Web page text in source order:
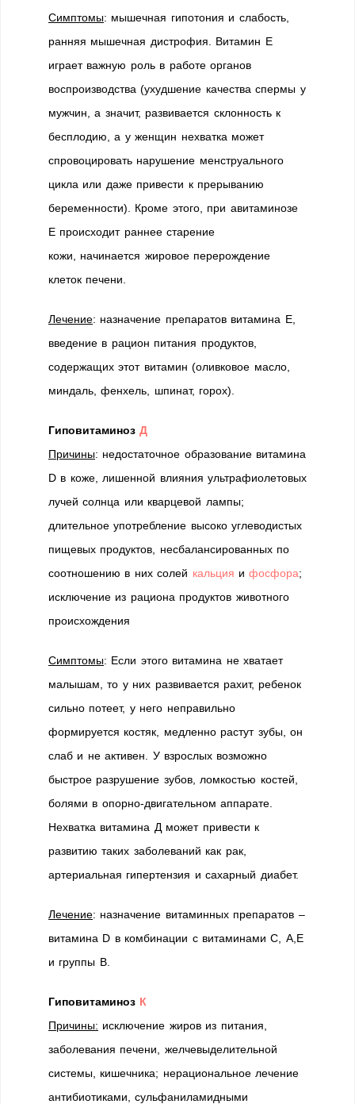
Симптомы: мышечная гипотония и слабость,
ранняя мышечная дистрофия. Витамин Е
играет важную роль в работе органов
воспроизводства (ухудшение качества спермы у
мужчин, а значит, развивается склонность к
бесплодию, а у женщин нехватка может
спровоцировать нарушение менструального
цикла или даже привести к прерыванию
беременности). Кроме этого, при авитаминозе
Е происходит раннее старение
кожи, начинается жировое перерождение
клеток печени.
Лечение: назначение препаратов витамина Е,
введение в рацион питания продуктов,
содержащих этот витамин (оливковое масло,
миндаль, фенхель, шпинат, горох).
ГиповитаминозД
Причины: недостаточное образование витамина
D в коже, лишенной влияния ультрафиолетовых
лучей солнца или кварцевой лампы;
длительное употребление высоко углеводистых
пищевых продуктов, несбалансированных по
соотношению в них солей кальция ифосфора;
исключение из рациона продуктов животного
происхождения
Симптомы: Если этого витамина не хватает
малышам, то у них развивается рахит, ребенок
сильно потеет, у него неправильно
формируется костяк, медленно растут зубы, он
слаб и не активен. У взрослых возможно
быстрое разрушение зубов, ломкостью костей,
болями в опорно-двигательном аппарате.
Нехватка витамина Д может привести к
развитию таких заболеваний как рак,
артериальная гипертензия и сахарный диабет.
Лечение: назначение витаминных препаратов –
витамина D в комбинации с витаминами С, А,Е
и группы В.
Гиповитаминоз К
Причины: исключение жиров из питания,
заболевания печени, желчевыделительной
системы, кишечника; нерациональное лечение
антибиотиками, сульфаниламидными